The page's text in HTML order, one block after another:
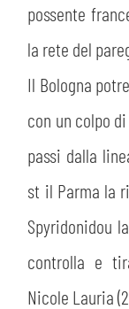
possente
la rete del
Il Bologna
con un colpo
passi dalla
st il Parma la
Spyridonidou
controlla e
Nicole Lauria